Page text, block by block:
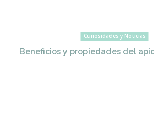
Curiosidades y Noticias
Beneficios y propiedades del